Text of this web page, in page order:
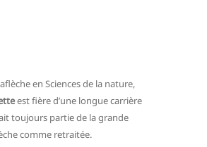
en Sciences de la nature,
est fière d’une longue carrière
toujours partie de la grande
comme retraitée.